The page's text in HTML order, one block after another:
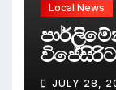
Local News
දඬුවම්.
JULY 28,